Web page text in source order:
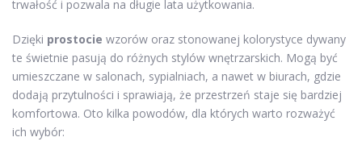
trwałość i pozwala na długie lata użytkowania.
Dzięki prostocie wzorów oraz stonowanej kolorystyce dywany
te świetnie pasują do różnych stylów wnętrzarskich. Mogą być
umieszczane w salonach, sypialniach, a nawet w biurach, gdzie
dodają przytulności i sprawiają, że przestrzeń staje się bardziej
komfortowa. Oto kilka powodów, dla których warto rozważyć
ich wybór: